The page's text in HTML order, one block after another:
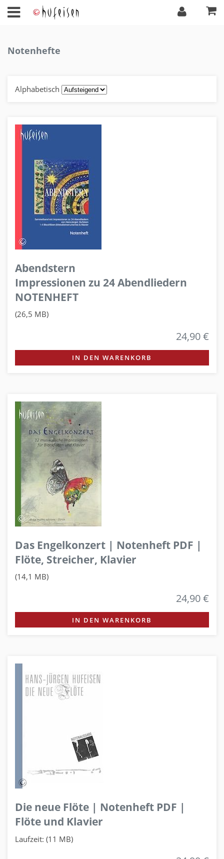
Notenhefte
Alphabetisch
Abendstern
Impressionen zu 24 Abendliedern
NOTENHEFT
(26,5 MB)
24,90 €
IN DEN WARENKORB
Das Engelkonzert | Notenheft PDF |
Flöte, Streicher, Klavier
(14,1 MB)
24,90 €
IN DEN WARENKORB
Die neue Flöte | Notenheft PDF |
Flöte und Klavier
Laufzeit: (11 MB)